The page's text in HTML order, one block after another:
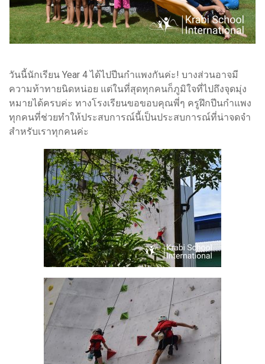
วันนี้นักเรียน Year 4 ได้ไปปีนกำแพงกันค่ะ! บางส่วนอาจมี
ความท้าทายนิดหน่อย แต่ในที่สุดทุกคนก็ภูมิใจที่ไปถึงจุดมุ่ง
หมายได้ครบค่ะ ทางโรงเรียนขอขอบคุณพี่ๆ ครูฝึกปีนกำแพง
ทุกคนที่ช่วยทำให้ประสบการณ์นี้เป็นประสบการณ์ที่น่าจดจำ
สำหรับเราทุกคนค่ะ